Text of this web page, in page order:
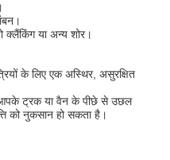
क्लैंकिंग या अन्य शोर।
के लिए एक अस्थिर, असुरक्षित
आपके ट्रक या वैन के पीछे से उछल
को नुकसान हो सकता है।